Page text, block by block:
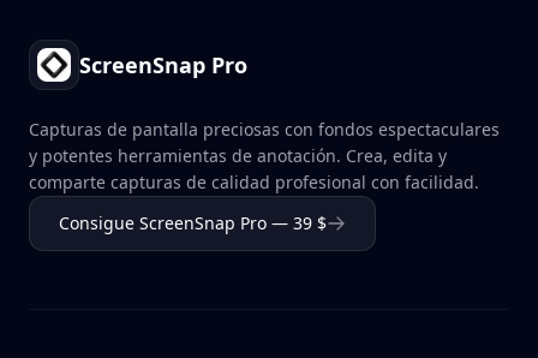
ScreenSnap Pro
Capturas de pantalla preciosas con fondos espectaculares
y potentes herramientas de anotación. Crea, edita y
comparte capturas de calidad profesional con facilidad.
Consigue ScreenSnap Pro — 39 $